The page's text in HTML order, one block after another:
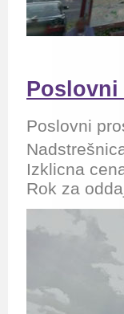
Poslovni
Poslovni
Izklicna
Rok za